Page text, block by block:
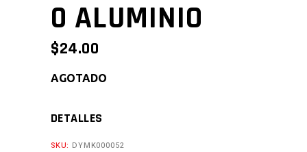
0 ALUMINIO
$24.00
AGOTADO
DETALLES
SKU: DYMK000052